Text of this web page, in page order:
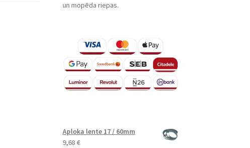
un mopēda riepas.
Aploka lente 17 / 60mm
9,68 €